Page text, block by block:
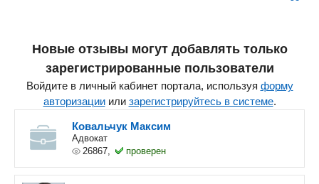
Новые отзывы могут добавлять только
зарегистрированные пользователи
Войдите в личный кабинет портала, используя форму
авторизацииили зарегистрируйтесь в системе.
Ковальчук Максим
Адвокат
26867,
проверен